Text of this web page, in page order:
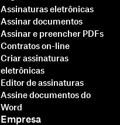
Assinaturas eletrônicas
Assinar documentos
Assinar e preencher PDFs
Contratos on-line
Criar assinaturas
eletrônicas
Editor de assinaturas
Assine documentos do
Word
Empresa